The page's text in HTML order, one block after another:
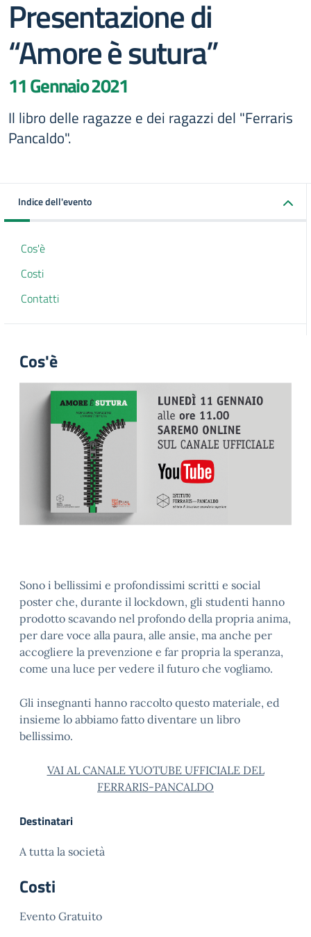
Presentazione di
“Amore è sutura”
11 Gennaio 2021
Il libro delle ragazze e dei ragazzi del "Ferraris
Pancaldo".
Indice dell'evento
Cos'è
Costi
Contatti
Cos'è
Sono i bellissimi e profondissimi scritti e social
poster che, durante il lockdown, gli studenti hanno
prodotto scavando nel profondo della propria anima,
per dare voce alla paura, alle ansie, ma anche per
accogliere la prevenzione e far propria la speranza,
come una luce per vedere il futuro che vogliamo.
Gli insegnanti hanno raccolto questo materiale, ed
insieme lo abbiamo fatto diventare un libro
bellissimo.
VAI AL CANALE YUOTUBE UFFICIALE DEL
FERRARIS-PANCALDO
Destinatari
A tutta la società
Costi
Evento Gratuito